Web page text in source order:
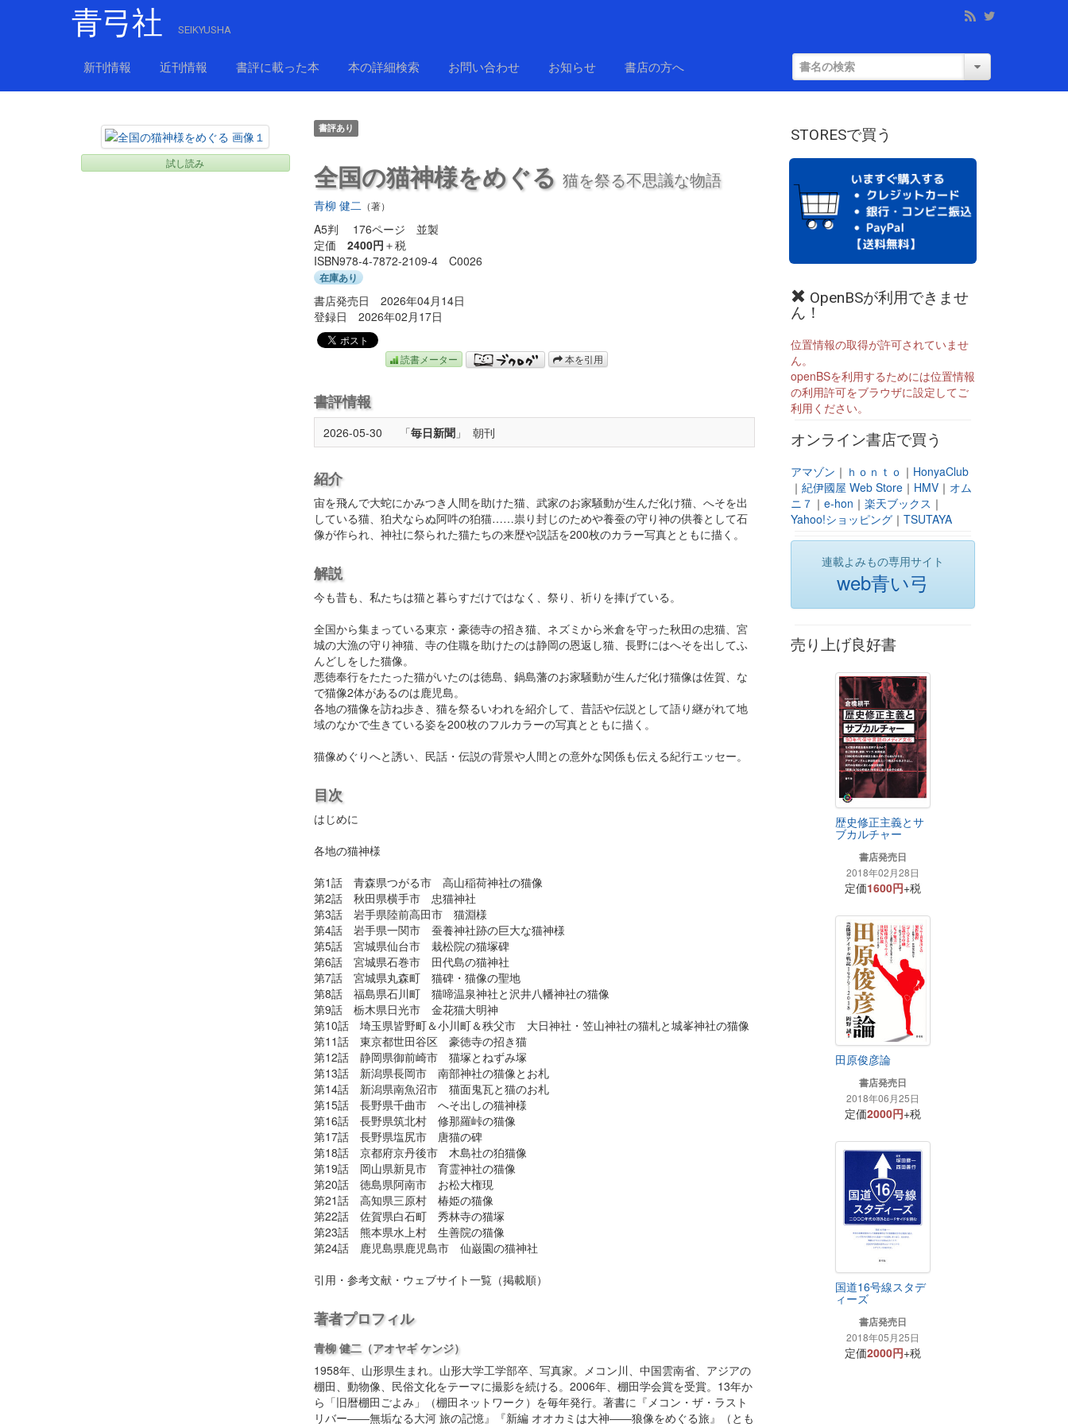
青弓社 SEIKYUSHA
新刊情報 近刊情報 書評に載った本 本の詳細検索 お問い合わせ お知らせ 書店の方へ
試し読み
書評あり
全国の猫神様をめぐる 猫を祭る不思議な物語
青柳 健二 （著）
A5判 176ページ 並製
定価 2400円 ＋税
ISBN978-4-7872-2109-4 C0026
在庫あり
書店発売日 2026年04月14日
登録日 2026年02月17日
読書メーター 本を引用
書評情報
2026-05-30 「毎日新聞」 朝刊
紹介
宙を飛んで大蛇にかみつき人間を助けた猫、武家のお家騒動が生んだ化け猫、へそを出
している猫、狛犬ならぬ阿吽の狛猫……祟り封じのためや養蚕の守り神の供養として石
像が作られ、神社に祭られた猫たちの来歴や説話を200枚のカラー写真とともに描く。
解説
今も昔も、私たちは猫と暮らすだけではなく、祭り、祈りを捧げている。
全国から集まっている東京・豪徳寺の招き猫、ネズミから米倉を守った秋田の忠猫、宮
城の大漁の守り神猫、寺の住職を助けたのは静岡の恩返し猫、長野にはへそを出してふ
んどしをした猫像。
悪徳奉行をたたった猫がいたのは徳島、鍋島藩のお家騒動が生んだ化け猫像は佐賀、な
で猫像2体があるのは鹿児島。
各地の猫像を訪ね歩き、猫を祭るいわれを紹介して、昔話や伝説として語り継がれて地
域のなかで生きている姿を200枚のフルカラーの写真とともに描く。
猫像めぐりへと誘い、民話・伝説の背景や人間との意外な関係も伝える紀行エッセー。
目次
はじめに
各地の猫神様
第1話 青森県つがる市 高山稲荷神社の猫像
第2話 秋田県横手市 忠猫神社
第3話 岩手県陸前高田市 猫淵様
第4話 岩手県一関市 蚕養神社跡の巨大な猫神様
第5話 宮城県仙台市 栽松院の猫塚碑
第6話 宮城県石巻市 田代島の猫神社
第7話 宮城県丸森町 猫碑・猫像の聖地
第8話 福島県石川町 猫啼温泉神社と沢井八幡神社の猫像
第9話 栃木県日光市 金花猫大明神
第10話 埼玉県皆野町＆小川町＆秩父市 大日神社・笠山神社の猫札と城峯神社の猫像
第11話 東京都世田谷区 豪徳寺の招き猫
第12話 静岡県御前崎市 猫塚とねずみ塚
第13話 新潟県長岡市 南部神社の猫像とお札
第14話 新潟県南魚沼市 猫面鬼瓦と猫のお札
第15話 長野県千曲市 へそ出しの猫神様
第16話 長野県筑北村 修那羅峠の猫像
第17話 長野県塩尻市 唐猫の碑
第18話 京都府京丹後市 木島社の狛猫像
第19話 岡山県新見市 育霊神社の猫像
第20話 徳島県阿南市 お松大権現
第21話 高知県三原村 椿姫の猫像
第22話 佐賀県白石町 秀林寺の猫塚
第23話 熊本県水上村 生善院の猫像
第24話 鹿児島県鹿児島市 仙巌園の猫神社
引用・参考文献・ウェブサイト一覧（掲載順）
著者プロフィル
青柳 健二（アオヤギ ケンジ）
1958年、山形県生まれ。山形大学工学部卒、写真家。メコン川、中国雲南省、アジアの
棚田、動物像、民俗文化をテーマに撮影を続ける。2006年、棚田学会賞を受賞。13年か
ら「旧暦棚田ごよみ」（棚田ネットワーク）を毎年発行。著書に『メコン・ザ・ラスト
リバー――無垢なる大河 旅の記憶』『新編 オオカミは大神――狼像をめぐる旅』（とも
STORESで買う
OpenBSが利用できませ
ん！
位置情報の取得が許可されていませ
ん。
openBSを利用するためには位置情報
の利用許可をブラウザに設定してご
利用ください。
オンライン書店で買う
アマゾン ｜ ｈｏｎｔｏ ｜ HonyaClub
｜ 紀伊國屋 Web Store｜ HMV｜ オム
ニ７ ｜ e-hon ｜ 楽天ブックス ｜
Yahoo!ショッピング｜ TSUTAYA
連載よみもの専用サイト
web青い弓
売り上げ良好書
歴史修正主義とサ
ブカルチャー
書店発売日
2018年02月28日
定価1600円+税
田原俊彦論
書店発売日
2018年06月25日
定価2000円+税
国道16号線スタデ
ィーズ
書店発売日
2018年05月25日
定価2000円+税